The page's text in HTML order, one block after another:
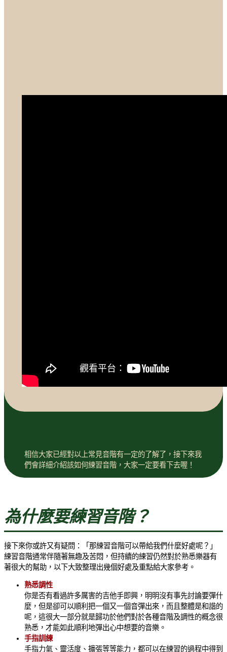
相信大家已經對以上常見音階有一定的了解了，接下來我
們會詳細介紹該如何練習音階，大家一定要看下去喔！
為什麼要練習音階？
接下來你或許又有疑問：「那練習音階可以帶給我們什麼好處呢？」
練習音階通常伴隨著無趣及苦悶，但持續的練習仍然對於熟悉樂器有
著很大的幫助，以下大致整理出幾個好處及重點給大家參考。
熟悉調性
你是否有看過許多厲害的吉他手即興，明明沒有事先討論要彈什
麼，但是卻可以順利把一個又一個音彈出來，而且整體是和諧的
呢，這很大一部分就是歸功於他們對於各種音階及調性的概念很
熟悉，才能如此順利地彈出心中想要的音樂。
手指訓練
手指力氣、靈活度、擴張等等能力，都可以在練習的過程中得到